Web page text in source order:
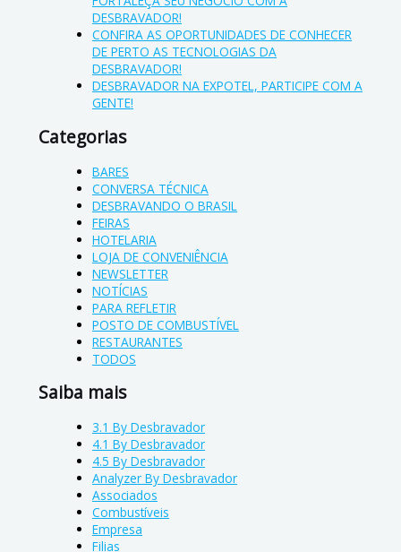
DESBRAVADOR!
CONFIRA AS OPORTUNIDADES DE CONHECER
DE PERTO AS TECNOLOGIAS DA
DESBRAVADOR!
DESBRAVADOR NA EXPOTEL, PARTICIPE COM A
GENTE!
Categorias
BARES
CONVERSA TÉCNICA
DESBRAVANDO O BRASIL
FEIRAS
HOTELARIA
LOJA DE CONVENIÊNCIA
NEWSLETTER
NOTÍCIAS
PARA REFLETIR
POSTO DE COMBUSTÍVEL
RESTAURANTES
TODOS
Saiba mais
3.1 By Desbravador
4.1 By Desbravador
4.5 By Desbravador
Analyzer By Desbravador
Associados
Combustíveis
Empresa
Filias